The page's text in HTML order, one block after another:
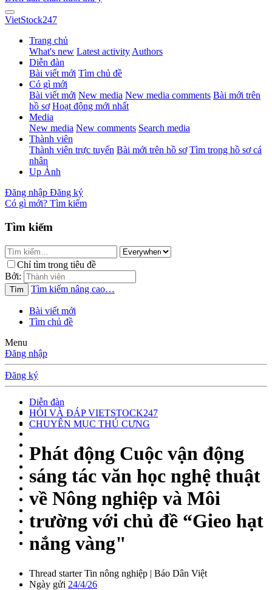
VietStock247
Trang chủ
What's new Latest activityAuthors
Diễn đàn
Bài viết mới Tìm chủ đề
Có gì mới
Bài viết mới New media New media comments Bài mới trên
hồ sơ Hoạt động mới nhất
Media
New media New comments Search media
Thành viên
Thành viên trực tuyến Bài mới trên hồ sơ Tìm trong hồ sơ cá
nhân
Up Ảnh
Đăng nhập Đăng ký
Có gì mới? Tìm kiếm
Tìm kiếm
Chỉ tìm trong tiêu đề
Bởi:
Tìm Tìm kiếm nâng cao…
Bài viết mới
Tìm chủ đề
Menu
Đăng nhập
Đăng ký
Diễn đàn
HỎI VÀ ĐÁP VIETSTOCK247
CHUYÊN MỤC THÚ CƯNG
Phát động Cuộc vận động
sáng tác văn học nghệ thuật
về Nông nghiệp và Môi
trường với chủ đề “Gieo hạt
nắng vàng"
Thread starter Tin nông nghiệp | Báo Dân Việt
Ngày gửi 24/4/26